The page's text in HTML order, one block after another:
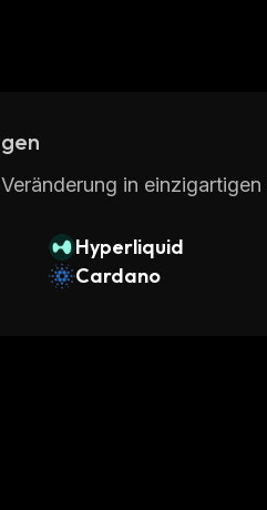
in
Hyperliquid
Cardano